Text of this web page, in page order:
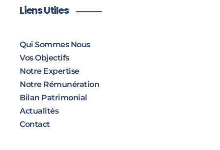
Liens Utiles
Qui Sommes Nous
Vos Objectifs
Notre Expertise
Notre Rémunération
Bilan Patrimonial
Actualités
Contact